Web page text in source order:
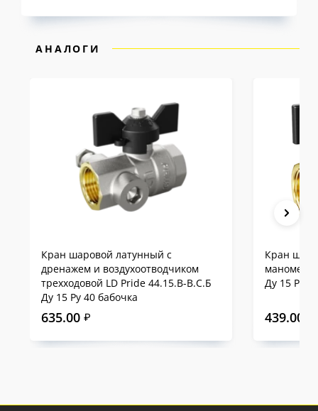
Именно поэтому на шаровые краны LD Pride
Сравнение LD Pride с
аналогами на примере
АНАЛОГИ
Кран шаровой латунный с
дренажем и воздухоотводчиком
трехходовой LD Pride 44.15.В-В.С.Б
Ду 15 Ру 40 бабочка
635.00 ₽
Кран
Ду 15 Ру
439.00